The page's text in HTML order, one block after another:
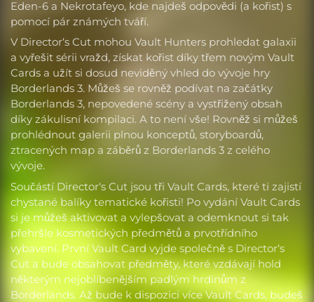
Eden-6 a Nekrotafeyo, kde najdeš odpovědi (a kořist) s
pomocí pár známých tváří.
V Director‘s Cut mohou Vault Hunters prohledat galaxii
a vyřešit sérii vražd, získat kořist díky třem novým Vault
Cards a užít si dosud neviděný vhled do vývoje hry
Borderlands 3. Můžeš se rovněž podívat na začátky
Borderlands 3, nepovedené scény a vystřižený obsah
díky zákulisní kompilaci. A to není vše! Rovněž si můžeš
prohlédnout galerii plnou konceptů, storyboardů,
ztracených map a záběrů z Borderlands 3 z celého
vývoje.
Součástí Director‘s Cut jsou tři Vault Cards, které ti zajistí
chystané balíky tematické kořisti! Po vydání Vault Cards
si je můžeš aktivovat a vylepšovat a odemknout si tak
přehršle kosmetických předmětů a prvotřídního
vybavení. První Vault Card vyjde společně s Director‘s
Cut a bude obsahovat předměty, které vzdávají hold
některým nejoblíbenějším padlým hrdinům z
Borderlands. Až bude k dispozici více Vault Cards, budeš